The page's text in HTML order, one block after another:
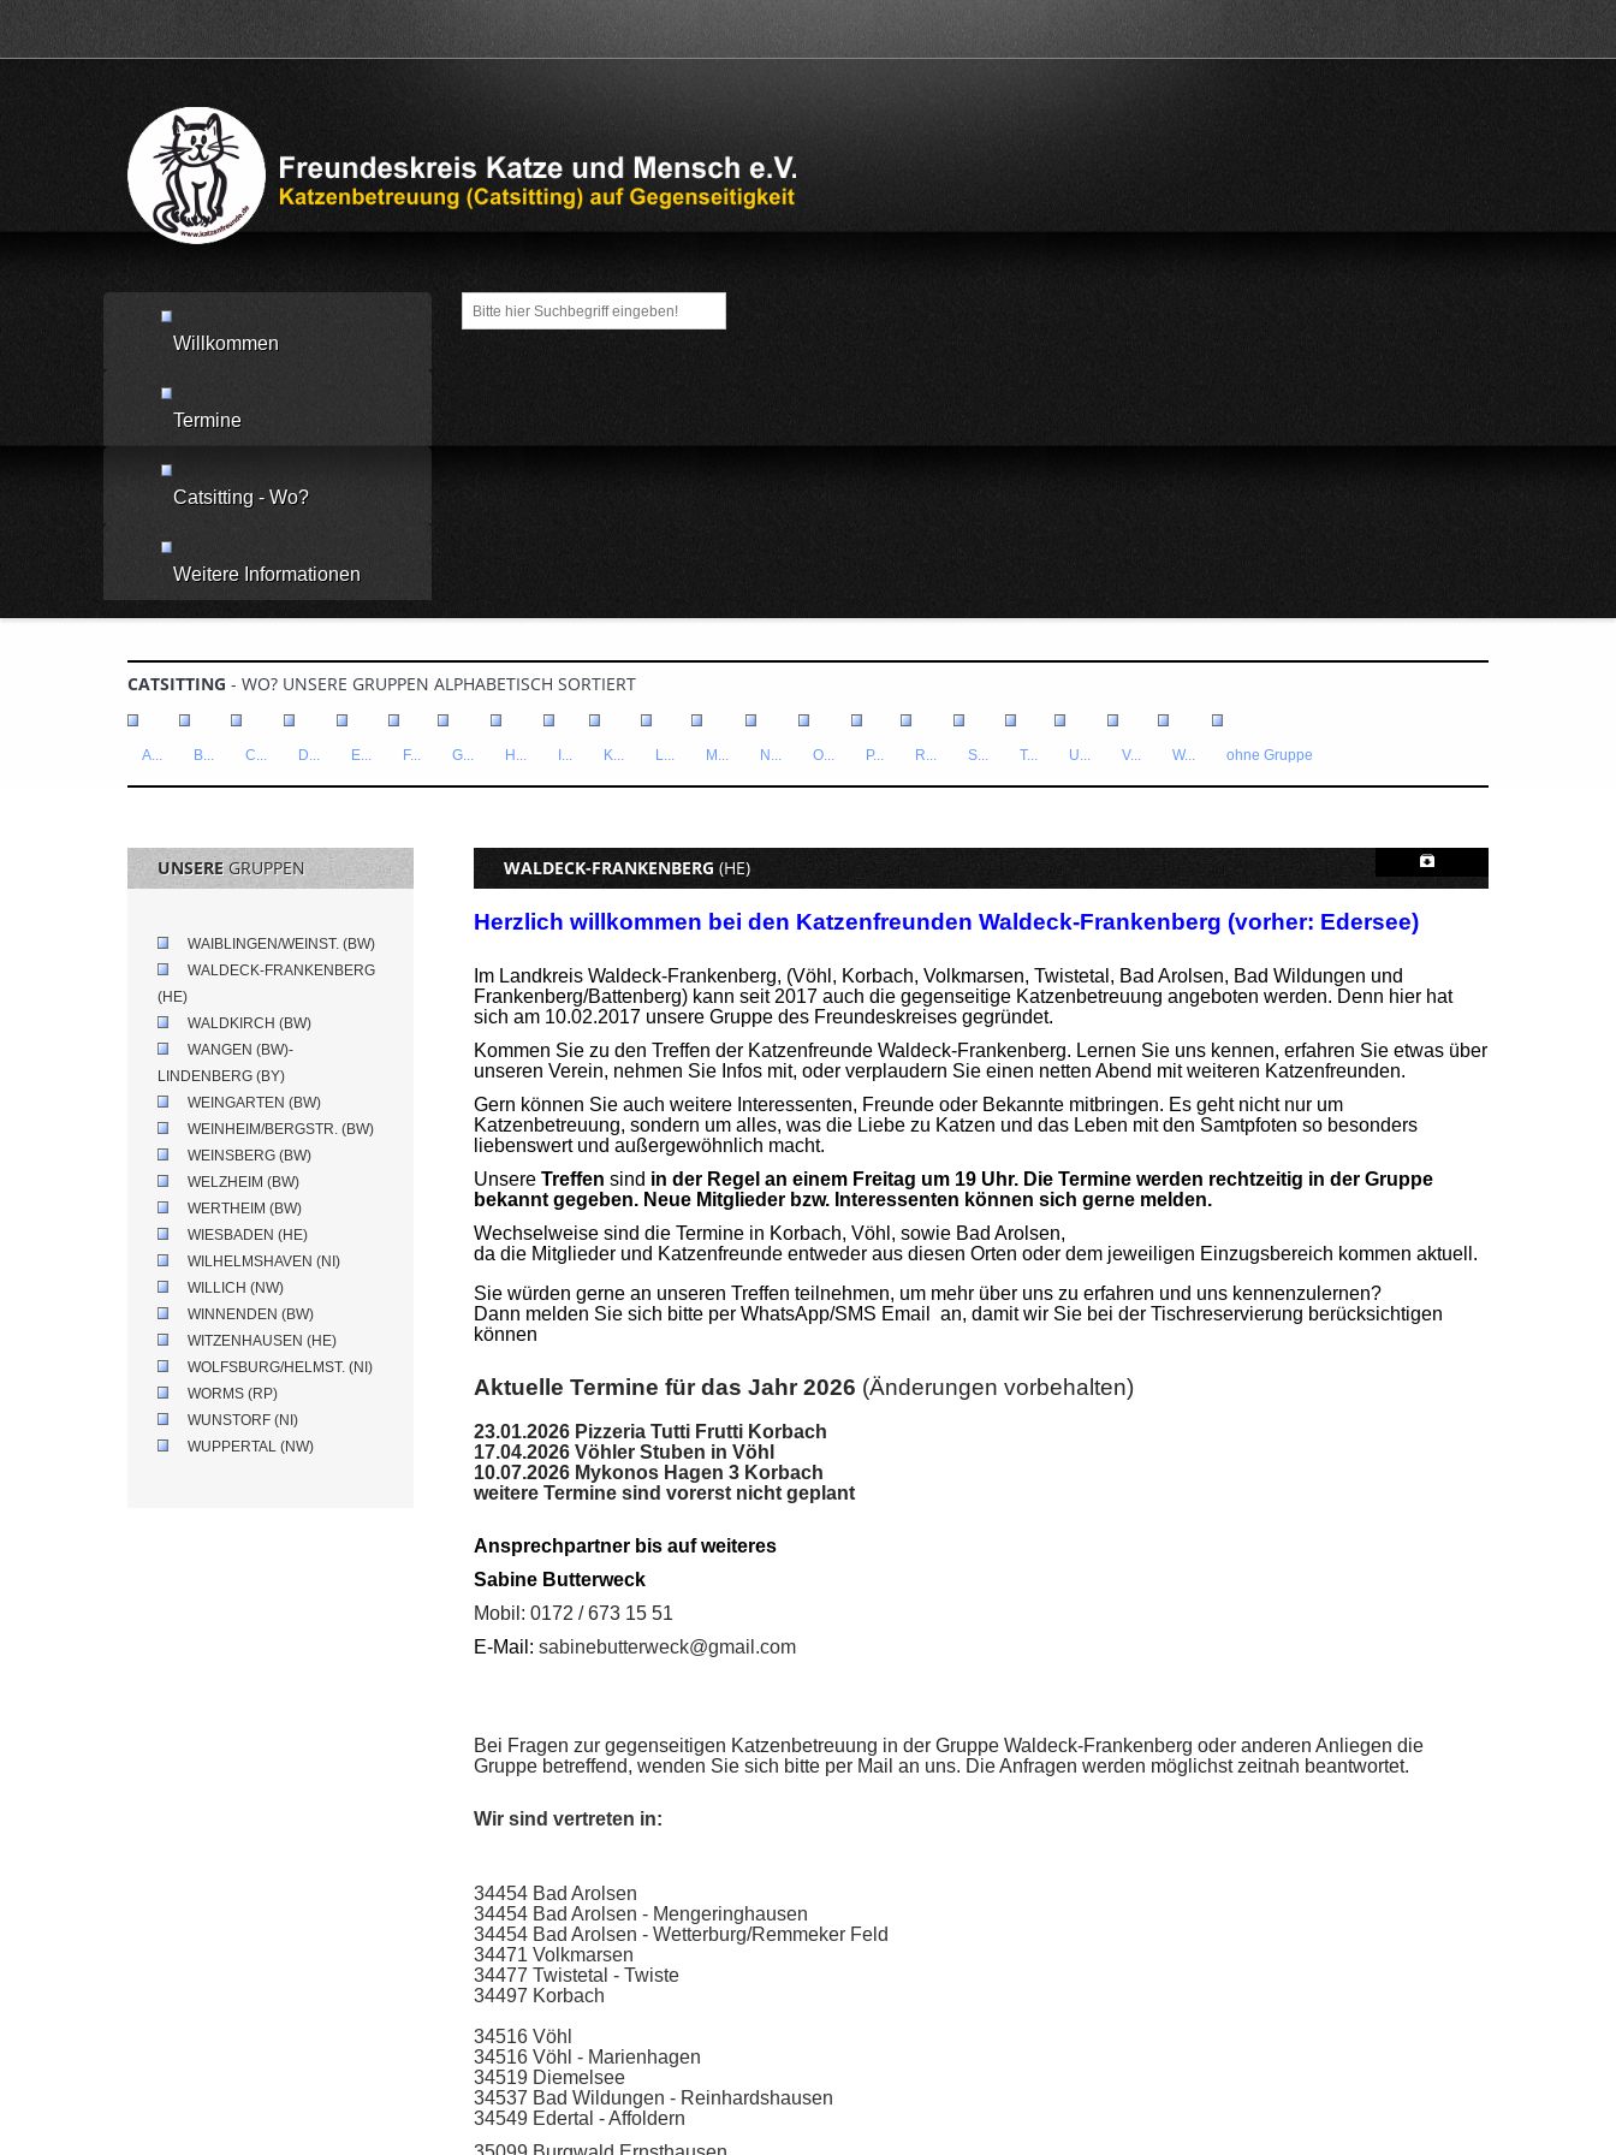
Willkommen
Termine
Catsitting - Wo?
Weitere Informationen
Suche
CATSITTING - WO? UNSERE GRUPPEN ALPHABETISCH SORTIERT
A... B... C... D... E... F... G... H... I... K... L... M... N... O... P... R... S... T... U... V... W... ohne Gruppe
UNSEREGRUPPEN
WAIBLINGEN/WEINST. (BW)
WALDECK-FRANKENBERG
(HE)
WALDKIRCH (BW)
WANGEN (BW)-
LINDENBERG (BY)
WEINGARTEN (BW)
WEINHEIM/BERGSTR. (BW)
WEINSBERG (BW)
WELZHEIM (BW)
WERTHEIM (BW)
WIESBADEN (HE)
WILHELMSHAVEN (NI)
WILLICH (NW)
WINNENDEN (BW)
WITZENHAUSEN (HE)
WOLFSBURG/HELMST. (NI)
WORMS (RP)
WUNSTORF (NI)
WUPPERTAL (NW)
WALDECK-FRANKENBERG (HE)
Herzlich willkommen bei den Katzenfreunden Waldeck-Frankenberg (vorher: Edersee)
Im Landkreis Waldeck-Frankenberg, (Vöhl, Korbach, Volkmarsen, Twistetal, Bad Arolsen, Bad Wildungen und
Frankenberg/Battenberg) kann seit 2017 auch die gegenseitige Katzenbetreuung angeboten werden. Denn hier hat
sich am 10.02.2017 unsere Gruppe des Freundeskreises gegründet.
Kommen Sie zu den Treffen der Katzenfreunde Waldeck-Frankenberg. Lernen Sie uns kennen, erfahren Sie etwas über
unseren Verein, nehmen Sie Infos mit, oder verplaudern Sie einen netten Abend mit weiteren Katzenfreunden.
Gern können Sie auch weitere Interessenten, Freunde oder Bekannte mitbringen. Es geht nicht nur um
Katzenbetreuung, sondern um alles, was die Liebe zu Katzen und das Leben mit den Samtpfoten so besonders
liebenswert und außergewöhnlich macht.
Unsere Treffen sind in der Regel an einem Freitag um 19 Uhr. Die Termine werden rechtzeitig in der Gruppe
bekannt gegeben. Neue Mitglieder bzw. Interessenten können sich gerne melden.
Wechselweise sind die Termine in Korbach, Vöhl, sowie Bad Arolsen,
da die Mitglieder und Katzenfreunde entweder aus diesen Orten oder dem jeweiligen Einzugsbereich kommen aktuell.
Sie würden gerne an unseren Treffen teilnehmen, um mehr über uns zu erfahren und uns kennenzulernen?
Dann melden Sie sich bitte per WhatsApp/SMS Email an, damit wir Sie bei der Tischreservierung berücksichtigen
können
Aktuelle Termine für das Jahr 2026 (Änderungen vorbehalten)
23.01.2026 Pizzeria Tutti Frutti Korbach
17.04.2026 Vöhler Stuben in Vöhl
10.07.2026 Mykonos Hagen 3 Korbach
weitere Termine sind vorerst nicht geplant
Ansprechpartner bis auf weiteres
Sabine Butterweck
Mobil: 0172 / 673 15 51
E-Mail: sabinebutterweck@gmail.com
Bei Fragen zur gegenseitigen Katzenbetreuung in der Gruppe Waldeck-Frankenberg oder anderen Anliegen die
Gruppe betreffend, wenden Sie sich bitte per Mail an uns. Die Anfragen werden möglichst zeitnah beantwortet.
Wir sind vertreten in:
34454 Bad Arolsen
34454 Bad Arolsen - Mengeringhausen
34454 Bad Arolsen - Wetterburg/Remmeker Feld
34471 Volkmarsen
34477 Twistetal - Twiste
34497 Korbach
34516 Vöhl
34516 Vöhl - Marienhagen
34519 Diemelsee
34537 Bad Wildungen - Reinhardshausen
34549 Edertal - Affoldern